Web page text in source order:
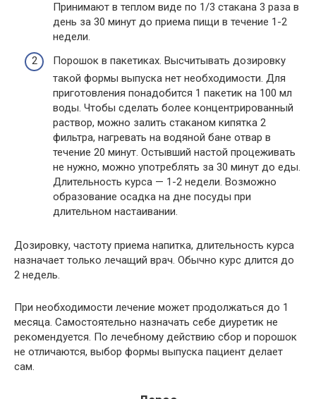
Принимают в теплом виде по 1/3 стакана 3 раза в
день за 30 минут до приема пищи в течение 1-2
недели.
Порошок в пакетиках. Высчитывать дозировку
такой формы выпуска нет необходимости. Для
приготовления понадобится 1 пакетик на 100 мл
воды. Чтобы сделать более концентрированный
раствор, можно залить стаканом кипятка 2
фильтра, нагревать на водяной бане отвар в
течение 20 минут. Остывший настой процеживать
не нужно, можно употреблять за 30 минут до еды.
Длительность курса — 1-2 недели. Возможно
образование осадка на дне посуды при
длительном настаивании.
Дозировку, частоту приема напитка, длительность курса
назначает только лечащий врач. Обычно курс длится до
2 недель.
При необходимости лечение может продолжаться до 1
месяца. Самостоятельно назначать себе диуретик не
рекомендуется. По лечебному действию сбор и порошок
не отличаются, выбор формы выпуска пациент делает
сам.